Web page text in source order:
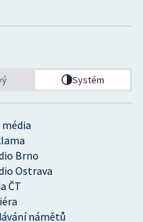
Brno
Ostrava
ČT
námětů
Systém